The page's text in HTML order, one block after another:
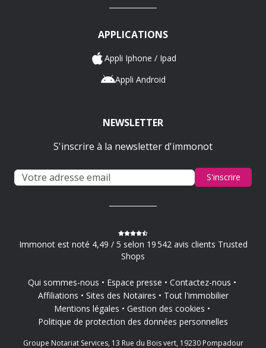
APPLICATIONS
Appli Iphone / Ipad
Appli Android
NEWSLETTER
S'inscrire à la newsletter d'immonot
S'inscrire
Immonot est noté 4,49 / 5 selon 19 542 avis clients Trusted
Shops
Qui sommes-nous Espace presse
Contactez-nous
Affiliations
Sites des Notaires
Tout l'immobilier
Mentions légales
Gestion des cookies
Politique de protection des données personnelles
Groupe Notariat Services, 13 Rue du Bois vert, 19230 Pompadour